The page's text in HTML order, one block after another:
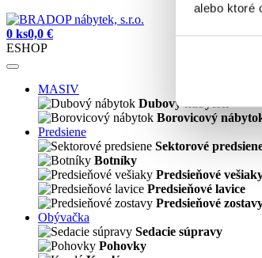
alebo ktoré
0 ks0,0 €
ESHOP
MASIV
Dubový nábytok
Borovicový
Predsiene
Sektorové
Botníky
Predsieňové
Predsieňové lavice
Predsieňové
Obývačka
Sedacie súpravy
Pohovky